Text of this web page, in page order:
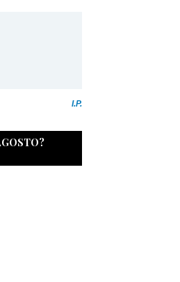
I.P.